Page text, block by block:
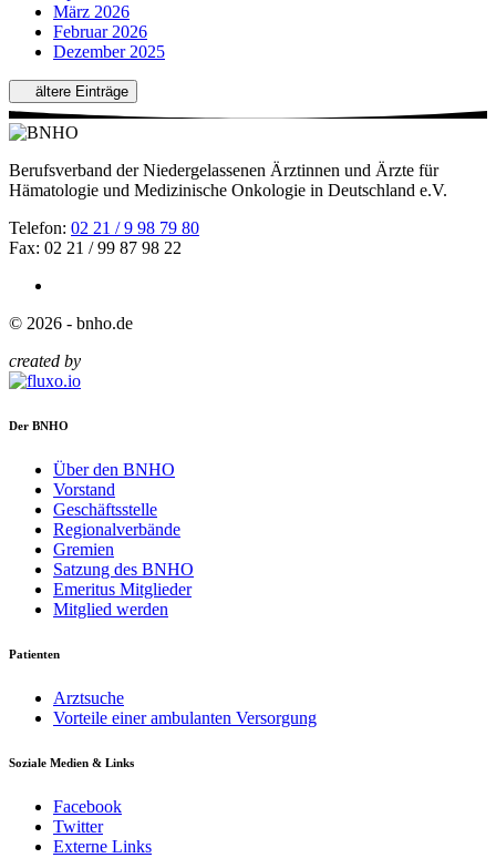
März 2026
Februar 2026
Dezember 2025
ältere Einträge
Berufsverband der Niedergelassenen Ärztinnen und Ärzte für
Hämatologie und Medizinische Onkologie in Deutschland e.V.
Telefon: 02 21 / 9 98 79 80
Fax: 02 21 / 99 87 98 22
© 2026 - bnho.de
created by
Der BNHO
Über den BNHO
Vorstand
Geschäftsstelle
Regionalverbände
Gremien
Satzung des BNHO
Emeritus Mitglieder
Mitglied werden
Patienten
Arztsuche
Vorteile einer ambulanten Versorgung
Soziale Medien & Links
Facebook
Twitter
Externe Links